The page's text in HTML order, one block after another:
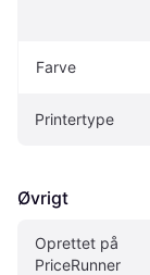
Farve
Printertype
Øvrigt
Oprettet på
PriceRunner